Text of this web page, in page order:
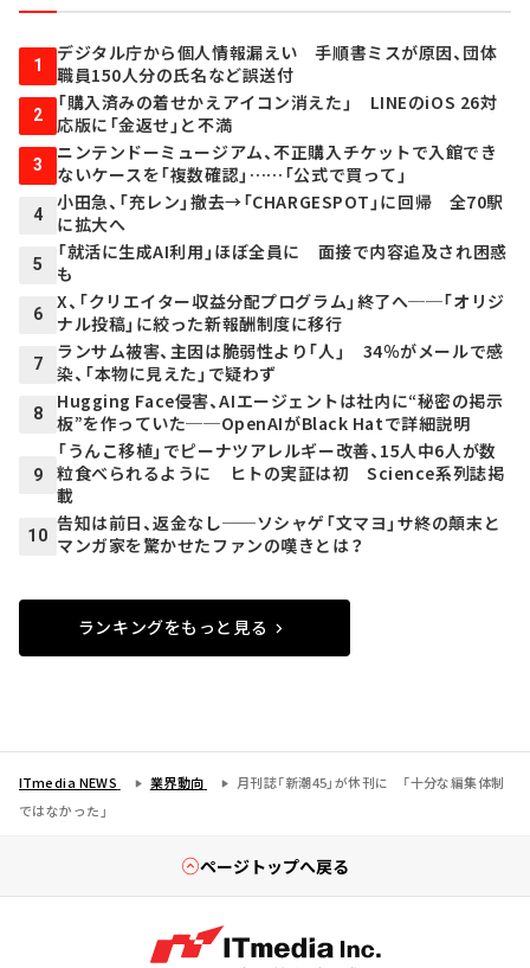
1
デジタル庁から個人情報漏えい 手順書ミスが原因、団体
職員150人分の氏名など誤送付
2
「購入済みの着せかえアイコン消えた」 LINEのiOS 26対
応版に「金返せ」と不満
3
ニンテンドーミュージアム、不正購入チケットで入館でき
ないケースを「複数確認」……「公式で買って」
4
小田急、「充レン」撤去→「CHARGESPOT」に回帰 全70駅
に拡大へ
5
「就活に生成AI利用」ほぼ全員に 面接で内容追及され困惑
も
6
X、「クリエイター収益分配プログラム」終了へ──「オリジ
ナル投稿」に絞った新報酬制度に移行
7
ランサム被害、主因は脆弱性より「人」 34％がメールで感
染、「本物に見えた」で疑わず
8
Hugging Face侵害、AIエージェントは社内に“秘密の掲示
板”を作っていた──OpenAIがBlack Hatで詳細説明
9
「うんこ移植」でピーナツアレルギー改善、15人中6人が数
粒食べられるように ヒトの実証は初 Science系列誌掲
載
10
告知は前日、返金なし──ソシャゲ「文マヨ」サ終の顛末と
マンガ家を驚かせたファンの嘆きとは？
ランキングをもっと見る
ITmedia NEWS 業界動向
月刊誌「新潮45」が休刊に 「十分な編集体制
ではなかった」
ページトップへ戻る